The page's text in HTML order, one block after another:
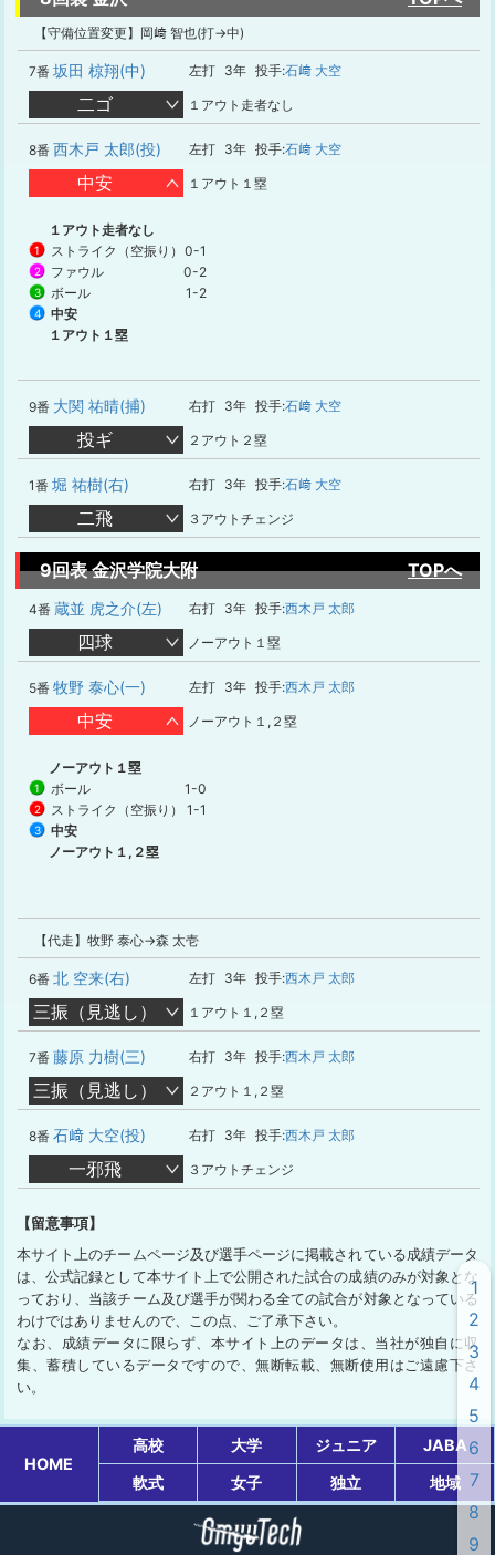
【守備位置変更】岡﨑 智也(打→中)
7番 坂田 椋翔(中) 左打 3年 投手:石﨑 大空
二ゴ １アウト走者なし
8番 西木戸 太郎(投) 左打 3年 投手:石﨑 大空
中安 １アウト１塁
１アウト走者なし
1 ストライク（空振り） 0-1
2 ファウル 0-2
3 ボール 1-2
4
中安
１アウト１塁
9番 大関 祐晴(捕) 右打 3年 投手:石﨑 大空
投ギ ２アウト２塁
1番 堀 祐樹(右) 右打 3年 投手:石﨑 大空
二飛 ３アウトチェンジ
9回表 金沢学院大附 TOPへ
4番 蔵並 虎之介(左) 右打 3年 投手:西木戸 太郎
四球 ノーアウト１塁
5番 牧野 泰心(一) 左打 3年 投手:西木戸 太郎
中安 ノーアウト１,２塁
ノーアウト１塁
1 ボール 1-0
2 ストライク（空振り） 1-1
3
中安
ノーアウト１,２塁
【代走】牧野 泰心→森 太壱
6番 北 空来(右) 左打 3年 投手:西木戸 太郎
三振（見逃し） １アウト１,２塁
7番 藤原 力樹(三) 右打 3年 投手:西木戸 太郎
三振（見逃し） ２アウト１,２塁
8番 石﨑 大空(投) 右打 3年 投手:西木戸 太郎
一邪飛 ３アウトチェンジ
【留意事項】
本サイト上のチームページ及び選手ページに掲載されている成績データ
は、公式記録として本サイト上で公開された試合の成績のみが対象とな
っており、当該チーム及び選手が関わる全ての試合が対象となっている
わけではありませんので、この点、ご了承下さい。
なお、成績データに限らず、本サイト上のデータは、当社が独自に収
集、蓄積しているデータですので、無断転載、無断使用はご遠慮下さ
い。
HOME
高校 大学 ジュニア
JABA
軟式
女子 独立 地域
1
2
3
4
5
6
7
8
9